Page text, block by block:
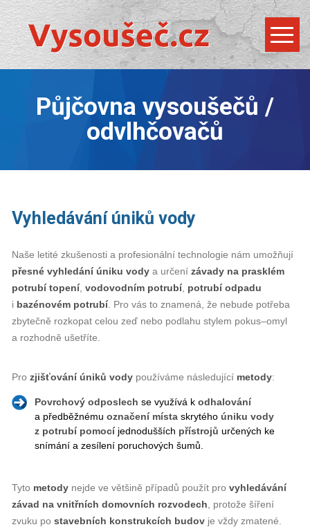
Půjčovna vysoušečů /
odvlhčovačů
Vyhledávání úniků vody
Naše letité zkušenosti a profesionální technologie nám umožňují
přesné vyhledání úniku vody a určení závady na prasklém
potrubí topení, vodovodním potrubí, potrubí odpadu
i bazénovém potrubí. Pro vás to znamená, že nebude potřeba
zbytečně rozkopat celou zeď nebo podlahu stylem pokus–omyl
a rozhodně ušetříte.
Pro zjišťování úniků vody používáme následující metody:
Povrchový odposlech se využívá k odhalování
a předběžnému označení místa skrytého úniku vody
z potrubí pomocíjednodušších přístrojů určených ke
snímání a zesílení poruchových šumů.
Tyto metody nejde ve většině případů použít pro vyhledávání
závad na vnitřních domovních rozvodech , protože šíření
zvuku po stavebních konstrukcích budov je vždy zmatené.